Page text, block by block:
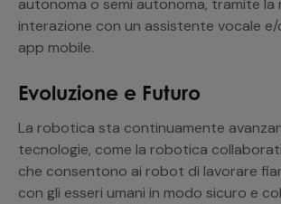
autonoma o semi autonoma, tramite la
interazione con un assistente vocale e/
app mobile.
Evoluzione e Futuro
La robotica sta continuamente
tecnologie, come la robotica
che consentono ai robot di lavorare
con gli esseri umani in modo sicuro e